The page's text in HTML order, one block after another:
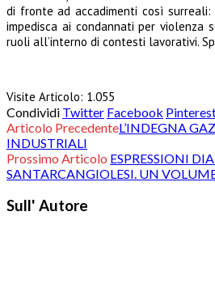
di fronte ad accadimenti così
impedisca ai condannati per violenza
ruoli all’interno di contesti lavorativi.
Visite Articolo: 1.055
Condividi Twitter Facebook
Articolo PrecedenteL’INDEGNA
INDUSTRIALI
Prossimo Articolo ESPRESSIONI
SANTARCANGIOLESI. UN
Sull' Autore